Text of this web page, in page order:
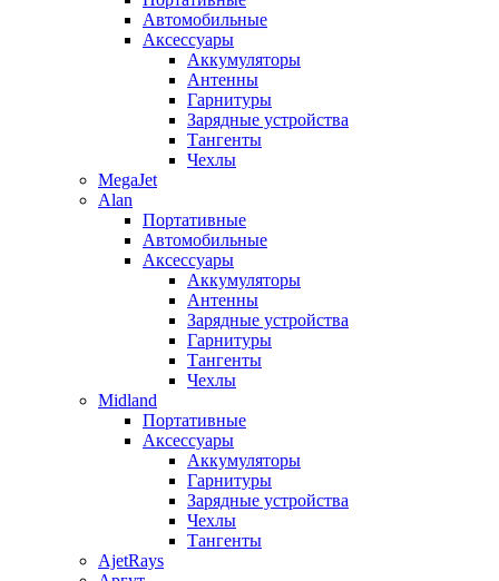
Автомобильные
Аксессуары
Аккумуляторы
Антенны
Гарнитуры
Зарядные устройства
Тангенты
Чехлы
MegaJet
Alan
Портативные
Автомобильные
Аксессуары
Аккумуляторы
Антенны
Зарядные устройства
Гарнитуры
Тангенты
Чехлы
Midland
Портативные
Аксессуары
Аккумуляторы
Гарнитуры
Зарядные устройства
Чехлы
Тангенты
AjetRays